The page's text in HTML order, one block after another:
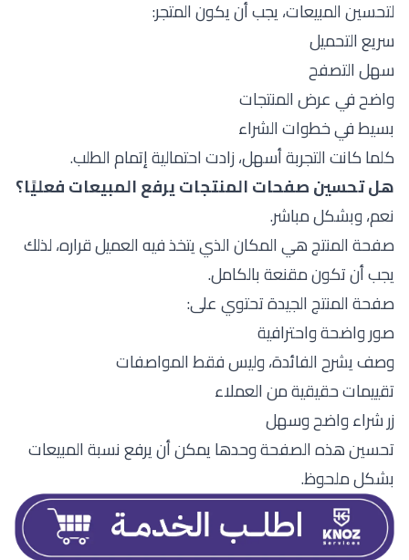
لتحسين المبيعات، يجب أن يكون المتجر:
سريع التحميل
سهل التصفح
واضح في عرض المنتجات
بسيط في خطوات الشراء
كلما كانت التجربة أسهل، زادت احتمالية إتمام الطلب.
هل تحسين صفحات المنتجات يرفع المبيعات فعليًا؟
نعم، وبشكل مباشر.
صفحة المنتج هي المكان الذي يتخذ فيه العميل قراره، لذلك
يجب أن تكون مقنعة بالكامل.
صفحة المنتج الجيدة تحتوي على:
صور واضحة واحترافية
وصف يشرح الفائدة، وليس فقط المواصفات
تقييمات حقيقية من العملاء
زر شراء واضح وسهل
تحسين هذه الصفحة وحدها يمكن أن يرفع نسبة المبيعات
بشكل ملحوظ.